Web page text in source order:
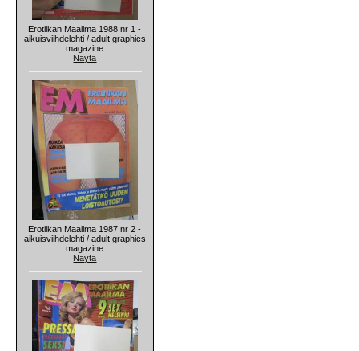
Erotiikan Maailma 1988 nr 1 -
aikuisviihdelehti / adult graphics
magazine
Näytä
Erotiikan Maailma 1987 nr 2 -
aikuisviihdelehti / adult graphics
magazine
Näytä